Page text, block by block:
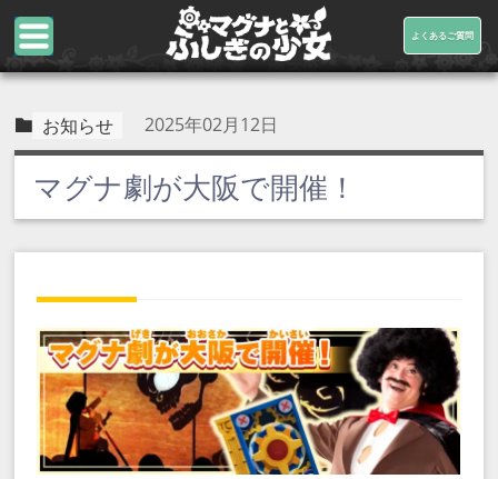
よくあるご質問
お知らせ 2025年02月12日
マグナ劇が大阪で開催！